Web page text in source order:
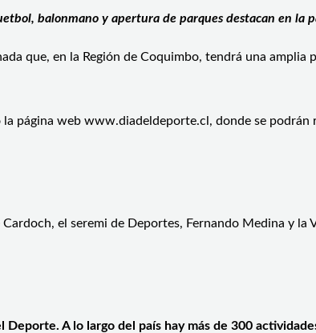
balonmano y apertura de parques destacan en la
que, en la Región de Coquimbo, tendrá una
página web www.diadeldeporte.cl, donde se podrán
el seremi de Deportes, Fernando Medina y
A lo largo del país hay más de 300